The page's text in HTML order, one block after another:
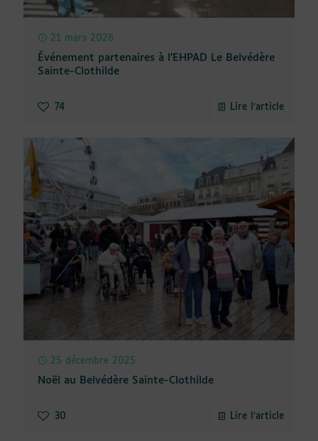
21 mars 2026
Événement partenaires à l’EHPAD Le Belvédère
Sainte-Clothilde
74 Lire l'article
25 décembre 2025
Noël au Belvédère Sainte-Clothilde
30 Lire l'article